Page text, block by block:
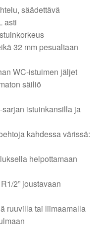
säädettävä
asti
32 mm pesualtaan
WC-istuimen jäljet
säiliö
istuinkansilla ja
kahdessa värissä:
helpottamaan
2” joustavaan
ruuvilla tai liimaamalla